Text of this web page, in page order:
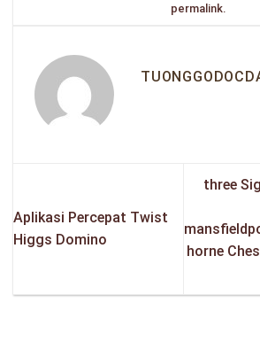
permalink.
Aplikasi Percepat Twist
Higgs Domino
three
horne